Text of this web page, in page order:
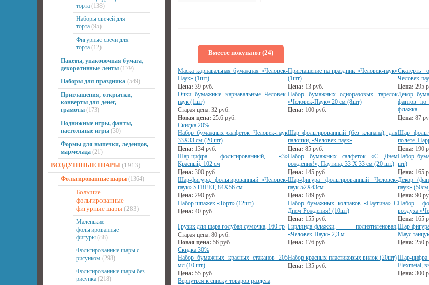
торта (138)
Наборы свечей для
торта (95)
Фигурные свечи для
торта (12)
Пакеты, упаковочная бумага,
декоративные ленты (179)
Наборы для праздника (549)
Приглашения, открытки,
конверты для денег,
грамоты (173)
Подвижные игры, фанты,
настольные игры (30)
Формы для выпечки, леденцов,
мармелада (21)
ВОЗДУШНЫЕ ШАРЫ (1913)
Фольгированные шары (1364)
Большие
фольгированные
фигурные шары (283)
Маленькие
фольгированные
фигуры (88)
Фольгированные шары с
рисунком (298)
Фольгированные шары без
рисунка (218)
Вместе покупают (24)
Маска карнавальная бумажная «Человек-
Паук» (1шт)
Цена: 39 руб.
Приглашение на праздник «Человек-паук»
(1шт)
Цена: 13 руб.
Скатерть
Человек-
Цена: 295
Очки бумажные карнавальные Человек-
паук (1шт)
Старая цена: 32 руб.
Новая цена: 25.6 руб.
Скидка 20%
Набор бумажных одноразовых тарелок
«Человек-Паук» 20 см (8шт)
Цена: 100 руб.
Декор
фантов
флажка
Цена: 87
Набор бумажных салфеток Человек-паук
33Х33 см (20 шт)
Цена: 134 руб.
Шар фольгированный (без клапана), для
палочки, «Человек-паук»
Цена: 85 руб.
Шар
полете.
Цена: 190
Шар-цифра фольгированный, «3»
Красный, 102 см
Цена: 300 руб.
Набор бумажных салфеток «С Днем
рождения!», Паутина, 33 Х 33 см (20 шт.)
Цена: 145 руб.
Набор
шт)
Цена: 165
Шар-фигура, фольгированный «Человек-
паук» STREET, 84Х56 см
Цена: 290 руб.
Шар-фигура фольгированный Человек-
паук 52Х43см
Цена: 189 руб.
Декор
паук»
Цена: 90
Набор шпажек «Торт» (12шт)
Цена: 40 руб.
Набор бумажных колпаков «Паутина» С
Днем Рождения! (10шт)
Цена: 155 руб.
Набор
воздуха
Цена: 165
Грузик для шара голубая сумочка, 160 гр
Старая цена: 80 руб.
Новая цена: 56 руб.
Скидка 30%
Гирлянда-флажки, полиэтиленовая,
«Человек-Паук» 2,3 м
Цена: 176 руб.
Шар-
Маус
Цена: 250
Набор бумажных красных стаканов 205
мл (10 шт)
Цена: 55 руб.
Набор красных пластиковых вилок (20шт)
Цена: 135 руб.
Шар-цифра
Flexmetal,
Цена: 300
Вернуться к списку товаров раздела